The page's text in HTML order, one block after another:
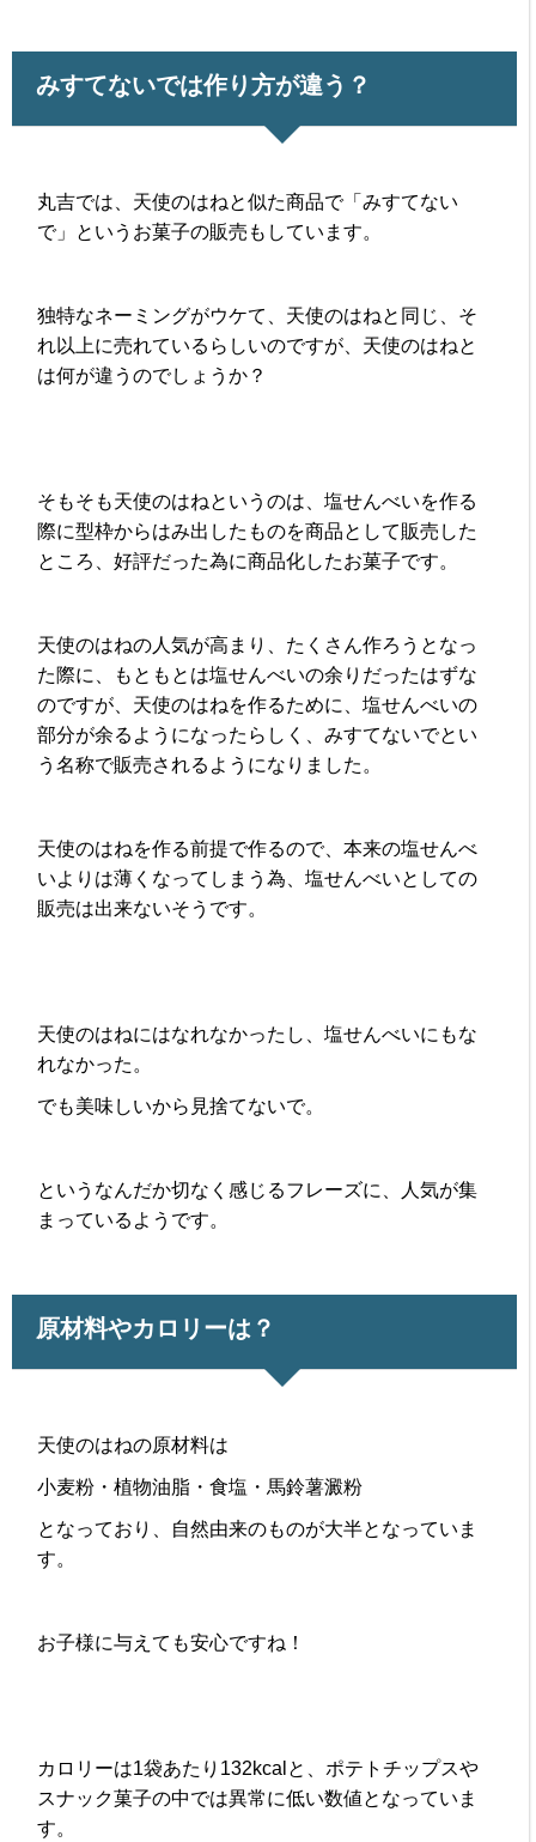
みすてないでは作り方が違う？
丸吉では、天使のはねと似た商品で「みすてない
で」というお菓子の販売もしています。
独特なネーミングがウケて、天使のはねと同じ、そ
れ以上に売れているらしいのですが、天使のはねと
は何が違うのでしょうか？
そもそも天使のはねというのは、塩せんべいを作る
際に型枠からはみ出したものを商品として販売した
ところ、好評だった為に商品化したお菓子です。
天使のはねの人気が高まり、たくさん作ろうとなっ
た際に、もともとは塩せんべいの余りだったはずな
のですが、天使のはねを作るために、塩せんべいの
部分が余るようになったらしく、みすてないでとい
う名称で販売されるようになりました。
天使のはねを作る前提で作るので、本来の塩せんべ
いよりは薄くなってしまう為、塩せんべいとしての
販売は出来ないそうです。
天使のはねにはなれなかったし、塩せんべいにもな
れなかった。
でも美味しいから見捨てないで。
というなんだか切なく感じるフレーズに、人気が集
まっているようです。
原材料やカロリーは？
天使のはねの原材料は
小麦粉・植物油脂・食塩・馬鈴薯澱粉
となっており、自然由来のものが大半となっていま
す。
お子様に与えても安心ですね！
カロリーは1袋あたり132kcalと、ポテトチップスや
スナック菓子の中では異常に低い数値となっていま
す。